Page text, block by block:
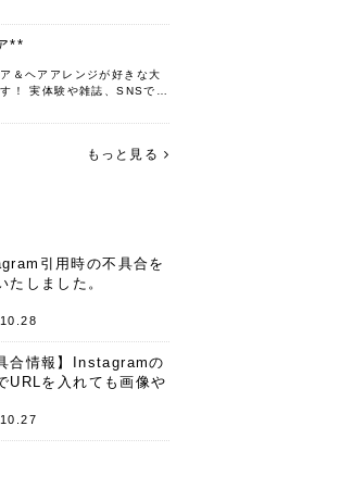
情報をお届けできるように
す！よろしくお願いしま
**
＆ヘアアレンジが好きな大
！ 実体験や雑誌、SNSで知
れからよろしくお願いします
もっと見る
引用時の不具合を
たしました。
合情報】Instagramの
URLを入れても画像や